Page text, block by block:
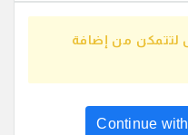
لتتمكن من إضافة
Continue with